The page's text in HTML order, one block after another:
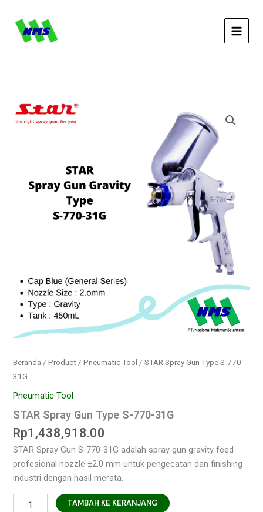
konten
Beranda /Product /Pneumatic Tool / STAR Spray Gun Type S-770-
31G
Pneumatic Tool
STAR Spray Gun Type S-770-31G
Rp1,438,918.00
STAR Spray Gun S-770-31G adalah spray gun gravity feed
profesional nozzle ±2,0 mm untuk pengecatan dan finishing
industri dengan hasil merata.
Kuantitas
STAR
TAMBAH KE KERANJANG
Type
S-
770-